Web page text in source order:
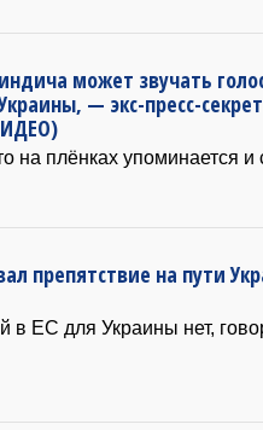
может звучать
— экс-пресс-
на плёнках упоминается и
препятствие на пути
в ЕС для Украины нет,